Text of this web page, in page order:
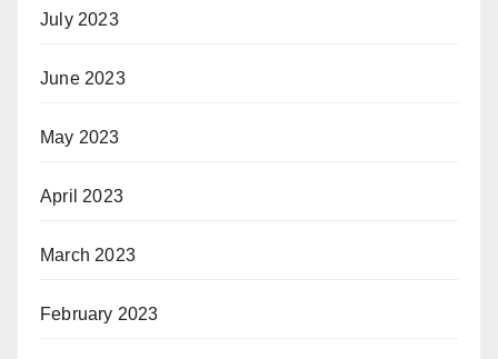
July 2023
June 2023
May 2023
April 2023
March 2023
February 2023